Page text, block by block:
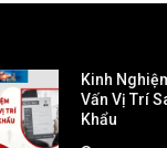
Kinh
Vấn Vị Trí
Khẩu